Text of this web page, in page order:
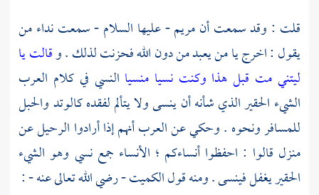
قلت : وقد سمعت أنمريم- عليها السلام - سمعت نداء من
يقول : اخرج يا من يعبد من دون الله فحزنت لذلك . وقالت يا
ليتني مت قبل هذا وكنت نسيا منسيا النسي في كلام العرب
الشيء الحقير الذي شأنه أن ينسى ولا يتألم لفقده كالوتد والحبل
للمسافر ونحوه . وحكي عن العرب أنهم إذا أرادوا الرحيل عن
منزل قالوا : احفظوا أنساءكم ؛ الأنساء جمع نسي وهو الشيء
الحقير يغفل فينسى . ومنه قولالكميت- رضي الله تعالى عنه - :